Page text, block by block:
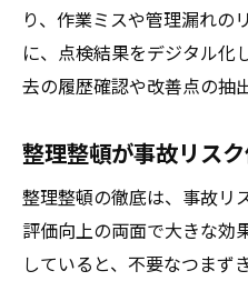
り、作業ミスや管理漏れの
に、点検結果をデジタル化
去の履歴確認や改善点の抽
整理整頓が事故リス
整理整頓の徹底は、事故リ
評価向上の両面で大きな効
していると、不要なつまず